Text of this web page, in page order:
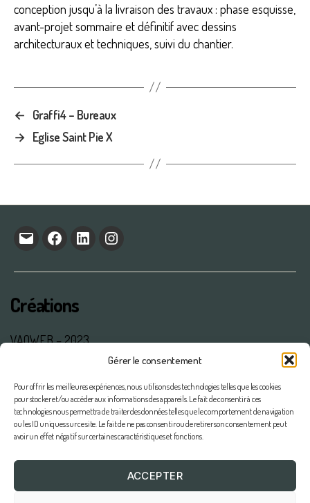
Gérer le consentement
Pour offrir les meilleures expériences, nous utilisons des technologies telles que les cookies
pour stocker et/ou accéder aux informations des appareils. Le fait de consentir à ces
technologies nous permettra de traiter des données telles que le comportement de navigation
ou les ID uniques sur ce site. Le fait de ne pas consentir ou de retirer son consentement peut
avoir un effet négatif sur certaines caractéristiques et fonctions.
ACCEPTER
conception jusqu’à la livraison des travaux : phase esquisse,
avant-projet sommaire et définitif avec dessins
architecturaux et techniques, suivi du chantier.
← Graffi4 – Bureaux
→ Eglise Saint Pie X
E-
facebooklinkedinInstagram
Créations
VAOWEB – 2023
Contact
meuniermarjorie@gmail.com